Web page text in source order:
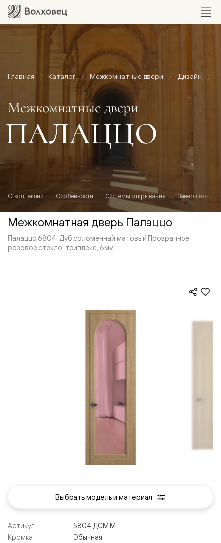
Главная Каталог Межкомнатные двери Дизайн
Межкомнатные двери
ПАЛАЦЦО
О коллекции Особенности Системы открывания Завершите
Межкомнатная дверь Палаццо
Палаццо 6804. Дуб соломенный матовый Прозрачное
розовое стекло, триплекс, 6мм
Артикул
6804 ДСМ.М
Кромка
Обычная
Выбрать модель и материал